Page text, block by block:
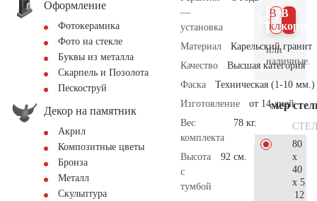
Оформление
Фотокерамика
Фото на стекле
Буквы из металла
Скарпель и Позолота
Пескоструй
Декор на памятник
Акрил
Композитные цветы
Бронза
Металл
Скульптура
—
установка
Материал
Карельский гранит
Качество
Высшая категория
Фаска
Техническая (1-10 мм.)
Изготовление
от 14 дней
Вес
комплекта
78 кг.
Высота
с
тумбой
92 см.
В
В 1
клик
или
наличные.
Размер
80
x
40
x 5
12